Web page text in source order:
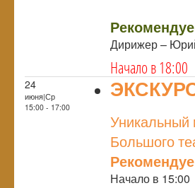
Дирижер –
Начало в 18:00
24
июня|Ср
15:00 - 17:00
Уникальный
Большого
Начало в 15:00